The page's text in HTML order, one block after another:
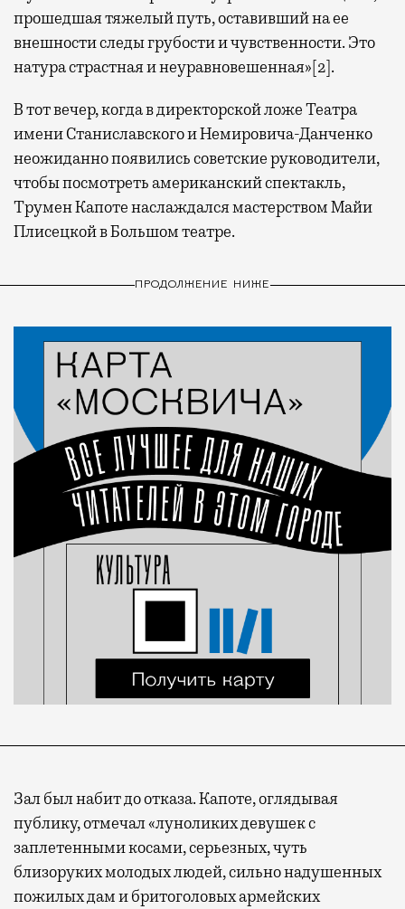
прошедшая тяжелый путь, оставивший на ее
внешности следы грубости и чувственности. Это
натура страстная и неуравновешенная»[2].
В тот вечер, когда в директорской ложе Театра
имени Станиславского и Немировича-Данченко
неожиданно появились советские руководители,
чтобы посмотреть американский спектакль,
Трумен Капоте наслаждался мастерством Майи
Плисецкой в Большом театре.
ПРОДОЛЖЕНИЕ НИЖЕ
Зал был набит до отказа. Капоте, оглядывая
публику, отмечал «луноликих девушек с
заплетенными косами, серьезных, чуть
близоруких молодых людей, сильно надушенных
пожилых дам и бритоголовых армейских